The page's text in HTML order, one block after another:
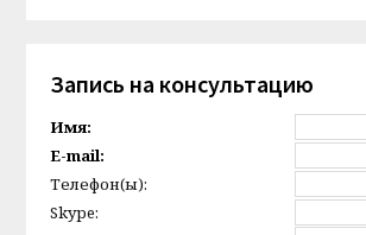
Запись на консультацию
Имя:
E-mail:
Телефон(ы):
Skype: